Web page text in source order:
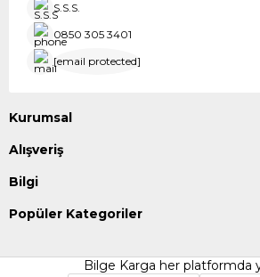
S.S.S.
0850 305 3401
[email protected]
Kurumsal
Alışveriş
Bilgi
Popüler Kategoriler
Bilge Karga her platformda